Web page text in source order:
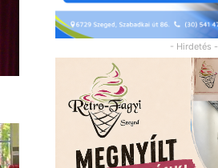
- Hirdetés -